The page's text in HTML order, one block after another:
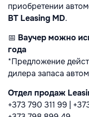
приобретении
BT Leasing MD.
📅 Ваучер можно
года
*Предложение
дилера запаса
Отдел продаж
+373 790 311 99 |